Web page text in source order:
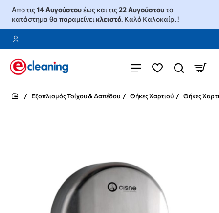
Απο τις14 Αυγούστουέως και τις22 Αυγούστουτο
κατάστημα θα παραμείνεικλειστό. Καλό Καλοκαίρι !
Εξοπλισμός Τοίχου & Δαπέδου Θήκες Χαρτιού Θήκες